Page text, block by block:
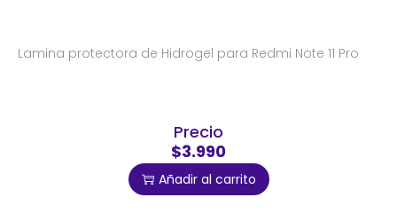
Lamina protectora de Hidrogel para Redmi Note 11 Pro
Precio
$3.990
Añadir al carrito